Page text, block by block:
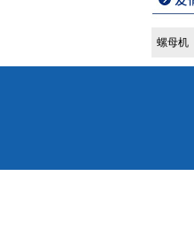
螺母机